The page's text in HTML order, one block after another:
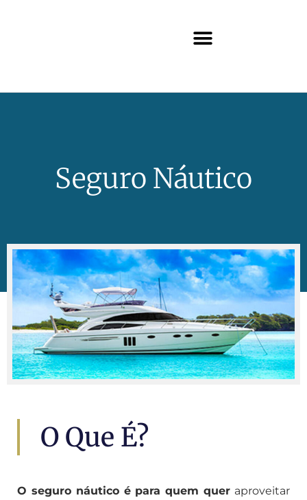
Seguro Náutico
O Que É?
O seguro náutico é para quem quer aproveitar